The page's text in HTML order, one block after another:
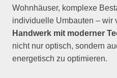
Wohnhäuser, komplexe
individuelle Umbauten – wir
Handwerk mit moderner
nicht nur optisch, sondern
energetisch zu optimieren.